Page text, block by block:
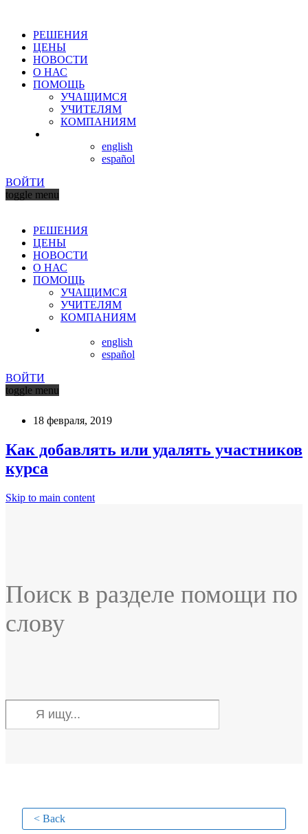
РЕШЕНИЯ
ЦЕНЫ
НОВОСТИ
О НАС
ПОМОЩЬ
УЧАЩИМСЯ
УЧИТЕЛЯМ
КОМПАНИЯМ
english
español
ВОЙТИ
toggle menu
РЕШЕНИЯ
ЦЕНЫ
НОВОСТИ
О НАС
ПОМОЩЬ
УЧАЩИМСЯ
УЧИТЕЛЯМ
КОМПАНИЯМ
english
español
ВОЙТИ
toggle menu
18 февраля, 2019
Как добавлять или удалять участников
курса
Skip to main content
Поиск в разделе помощи по
слову
< Back